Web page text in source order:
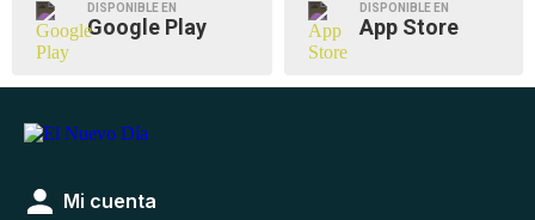
DISPONIBLE EN
Google Play
DISPONIBLE EN
App Store
Mi cuenta